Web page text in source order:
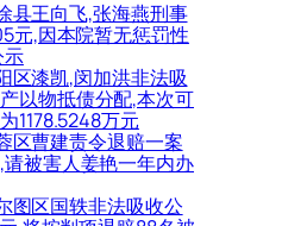
县王向飞,张海燕刑事
元,因本院暂无惩罚性
示
区漆凯,闵加洪非法吸
以物抵债分配,本次可
1178.5248万元
区曹建责令退赔一案
被害人姜艳一年内办
图区国轶非法吸收公